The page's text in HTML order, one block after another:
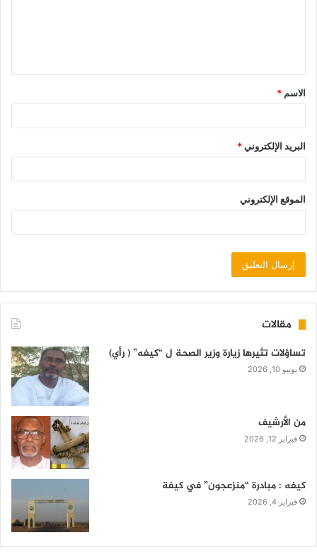
الاسم *
البريد الإلكتروني*
الموقع الإلكتروني
مقالات
تساؤلات تثيرها زيارة وزير الصحة ل “كيفه” ( رأي)
يونيو 10, 2026
من الأرشيف
فبراير 12, 2026
كيفه : مبادرة “منزعجون” في كيفة
فبراير 4, 2026